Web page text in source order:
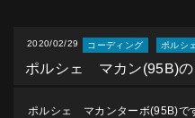
2020/02/29 コーディング ポルシェ
ポルシェ マカン(95B)の
ポルシェ マカンターボ(95B)で